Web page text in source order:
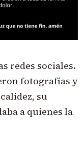
redes sociales.
fotografías y
su
a quienes la